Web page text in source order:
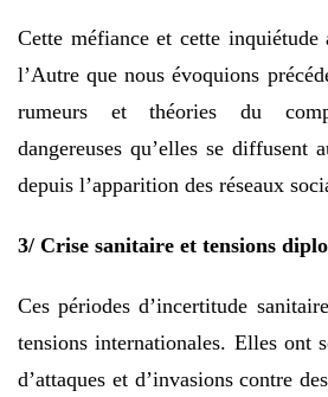
Cette méfiance et cette
l’Autre que nous évoquions
rumeurs et théories du
dangereuses qu’elles se diffusent
depuis l’apparition des réseaux
3/ Crise sanitaire et tensions
Ces périodes d’incertitude
tensions internationales. Elles ont
d’attaques et d’invasions contre